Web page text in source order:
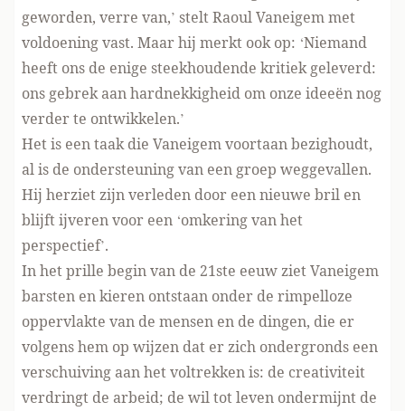
geworden, verre van,’ stelt Raoul Vaneigem met
voldoening vast. Maar hij merkt ook op: ‘Niemand
heeft ons de enige steekhoudende kritiek geleverd:
ons gebrek aan hardnekkigheid om onze ideeën nog
verder te ontwikkelen.’
Het is een taak die Vaneigem voortaan bezighoudt,
al is de ondersteuning van een groep weggevallen.
Hij herziet zijn verleden door een nieuwe bril en
blijft ijveren voor een ‘omkering van het
perspectief’.
In het prille begin van de 21ste eeuw ziet Vaneigem
barsten en kieren ontstaan onder de rimpelloze
oppervlakte van de mensen en de dingen, die er
volgens hem op wijzen dat er zich ondergronds een
verschuiving aan het voltrekken is: de creativiteit
verdringt de arbeid; de wil tot leven ondermijnt de